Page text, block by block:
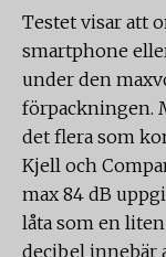
Testet visar att
smartphone
under den
förpackningen.
det flera som
Kjell och
max 84 dB
låta som en
decibel innebär